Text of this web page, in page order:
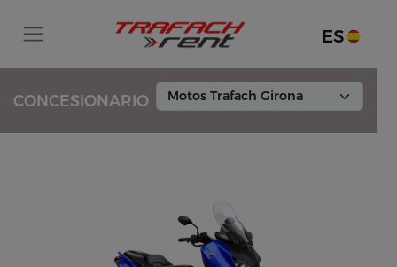
ES
CONCESIONARIO